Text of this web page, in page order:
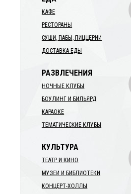
КАФЕ
РЕСТОРАНЫ
СУШИ, ПАБЫ, ПИЦЦЕРИИ
ДОСТАВКА ЕДЫ
РАЗВЛЕЧЕНИЯ
НОЧНЫЕ КЛУБЫ
БОУЛИНГ И БИЛЬЯРД
КАРАОКЕ
ТЕМАТИЧЕСКИЕ КЛУБЫ
КУЛЬТУРА
ТЕАТР И КИНО
МУЗЕИ И БИБЛИОТЕКИ
КОНЦЕРТ-ХОЛЛЫ